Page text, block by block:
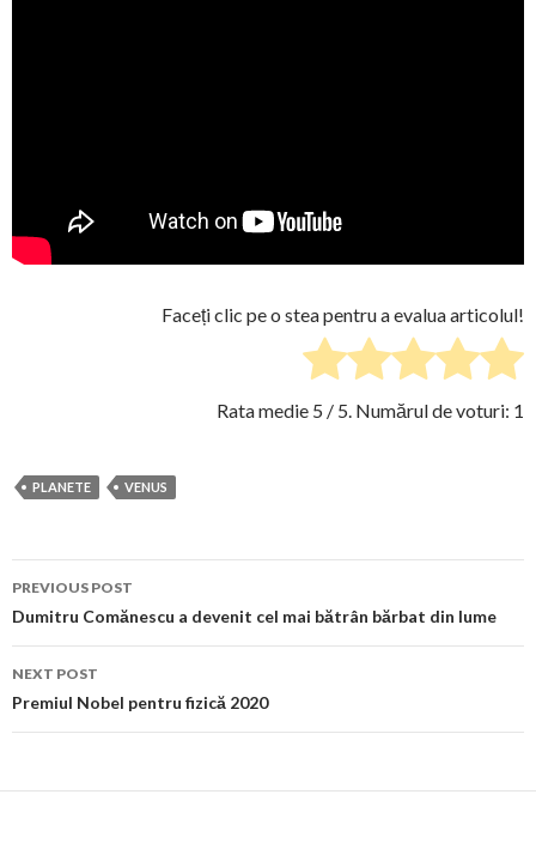
Faceți clic pe o stea pentru a evalua articolul!
Rata medie 5 / 5. Numărul de voturi: 1
PLANETE VENUS
Post
navigation
PREVIOUS POST
Dumitru Comănescu a devenit cel mai bătrân bărbat din lume
NEXT POST
Premiul Nobel pentru fizică 2020